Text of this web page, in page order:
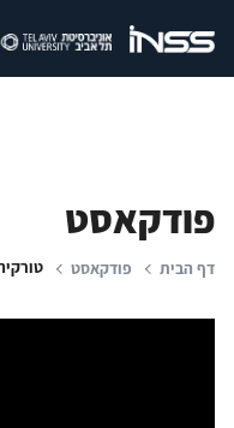
פודקאסט
דף הבית פודקאסט